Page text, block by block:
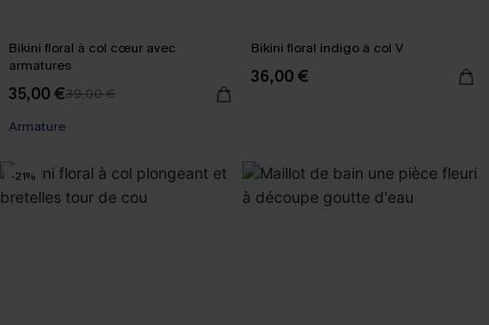
Bikini floral à col cœur avec
armatures
35,00 €39,00 €
Armature
Bikini floral indigo à col V
36,00 €
-21%